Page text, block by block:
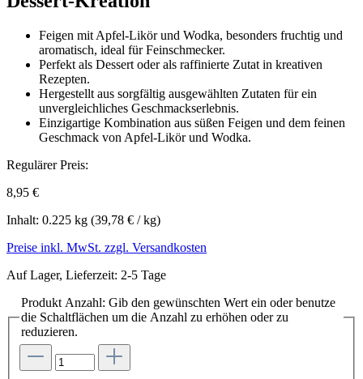
Feigen mit Apfel-Likör und Wodka, besonders fruchtig und
aromatisch, ideal für Feinschmecker.
Perfekt als Dessert oder als raffinierte Zutat in kreativen
Rezepten.
Hergestellt aus sorgfältig ausgewählten Zutaten für ein
unvergleichliches Geschmackserlebnis.
Einzigartige Kombination aus süßen Feigen und dem feinen
Geschmack von Apfel-Likör und Wodka.
Regulärer Preis:
8,95 €
Inhalt: 0.225 kg (39,78 € / kg)
Preise inkl. MwSt. zzgl. Versandkosten
Auf Lager, Lieferzeit: 2-5 Tage
Produkt Anzahl: Gib den gewünschten Wert ein oder benutze
die Schaltflächen um die Anzahl zu erhöhen oder zu
reduzieren.